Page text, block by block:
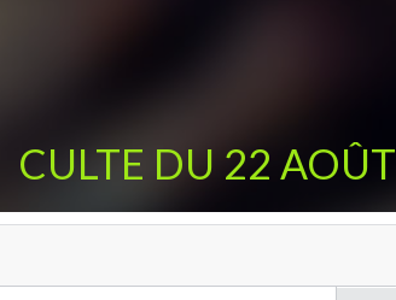
CULTE DU 22 AOÛT